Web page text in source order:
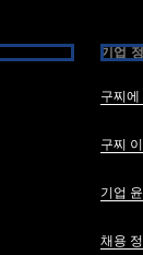
기업
구찌에
구찌
기업 윤
채용